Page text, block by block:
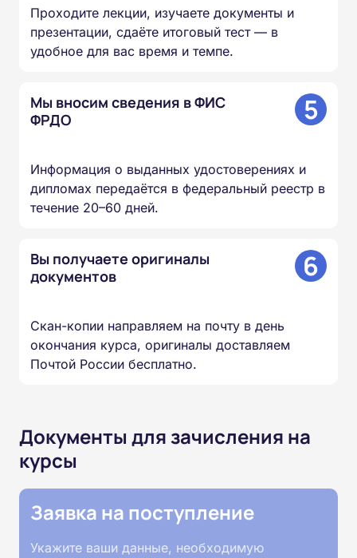
Проходите лекции, изучаете документы и
презентации, сдаёте итоговый тест — в
удобное для вас время и темпе.
Мы вносим сведения в ФИС
ФРДО
5
Информация о выданных удостоверениях и
дипломах передаётся в федеральный реестр в
течение 20–60 дней.
Вы получаете оригиналы
документов
6
Скан-копии направляем на почту в день
окончания курса, оригиналы доставляем
Почтой России бесплатно.
Документы для зачисления на
курсы
Заявка на поступление
Укажите ваши данные, необходимую